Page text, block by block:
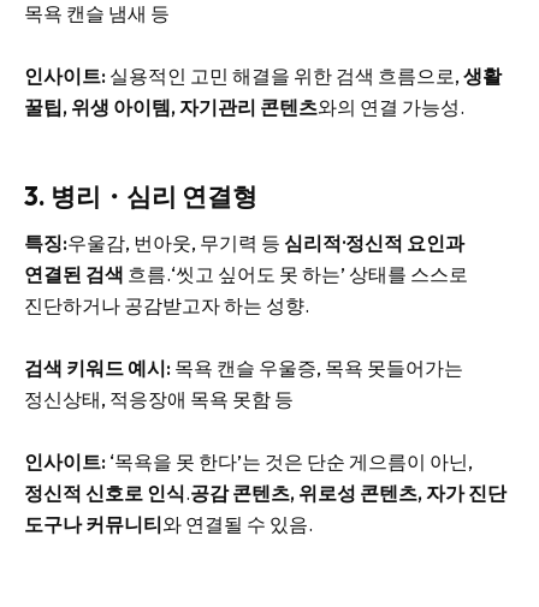
목욕 캔슬 냄새 등
인사이트: 실용적인 고민 해결을 위한 검색 흐름으로, 생활
꿀팁, 위생 아이템, 자기관리 콘텐츠와의 연결 가능성.
3. 병리・심리 연결형
특징:우울감, 번아웃, 무기력 등 심리적·정신적 요인과
연결된 검색 흐름.‘씻고 싶어도 못 하는’ 상태를 스스로
진단하거나 공감받고자 하는 성향.
검색 키워드 예시: 목욕 캔슬 우울증, 목욕 못들어가는
정신상태, 적응장애 목욕 못함 등
인사이트: ‘목욕을 못 한다’는 것은 단순 게으름이 아닌,
정신적 신호로 인식.공감 콘텐츠, 위로성 콘텐츠, 자가 진단
도구나 커뮤니티와 연결될 수 있음.